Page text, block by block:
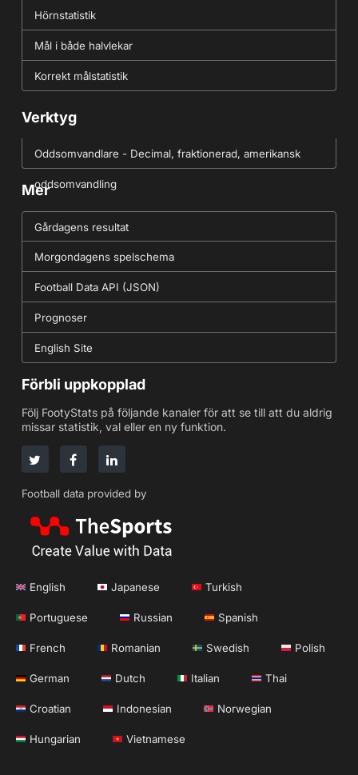
Hörnstatistik
Mål i både halvlekar
Korrekt målstatistik
Verktyg
Oddsomvandlare - Decimal, fraktionerad, amerikansk
oddsomvandling
Mer
Gårdagens resultat
Morgondagens spelschema
Football Data API (JSON)
Prognoser
English Site
Förbli uppkopplad
Följ FootyStats på följande kanaler för att se till att du aldrig
missar statistik, val eller en ny funktion.
Football data provided by
English Japanese Turkish
Portuguese Russian Spanish
French Romanian Swedish Polish
German Dutch Italian Thai
Croatian Indonesian Norwegian
Hungarian Vietnamese